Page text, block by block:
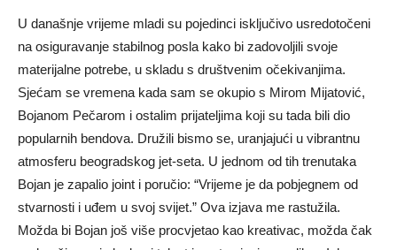
U današnje vrijeme mladi su pojedinci isključivo usredotočeni
na osiguravanje stabilnog posla kako bi zadovoljili svoje
materijalne potrebe, u skladu s društvenim očekivanjima.
Sjećam se vremena kada sam se okupio s Mirom Mijatović,
Bojanom Pečarom i ostalim prijateljima koji su tada bili dio
popularnih bendova. Družili bismo se, uranjajući u vibrantnu
atmosferu beogradskog jet-seta. U jednom od tih trenutaka
Bojan je zapalio joint i poručio: “Vrijeme je da pobjegnem od
stvarnosti i uđem u svoj svijet.” Ova izjava me rastužila.
Možda bi Bojan još više procvjetao kao kreativac, možda čak